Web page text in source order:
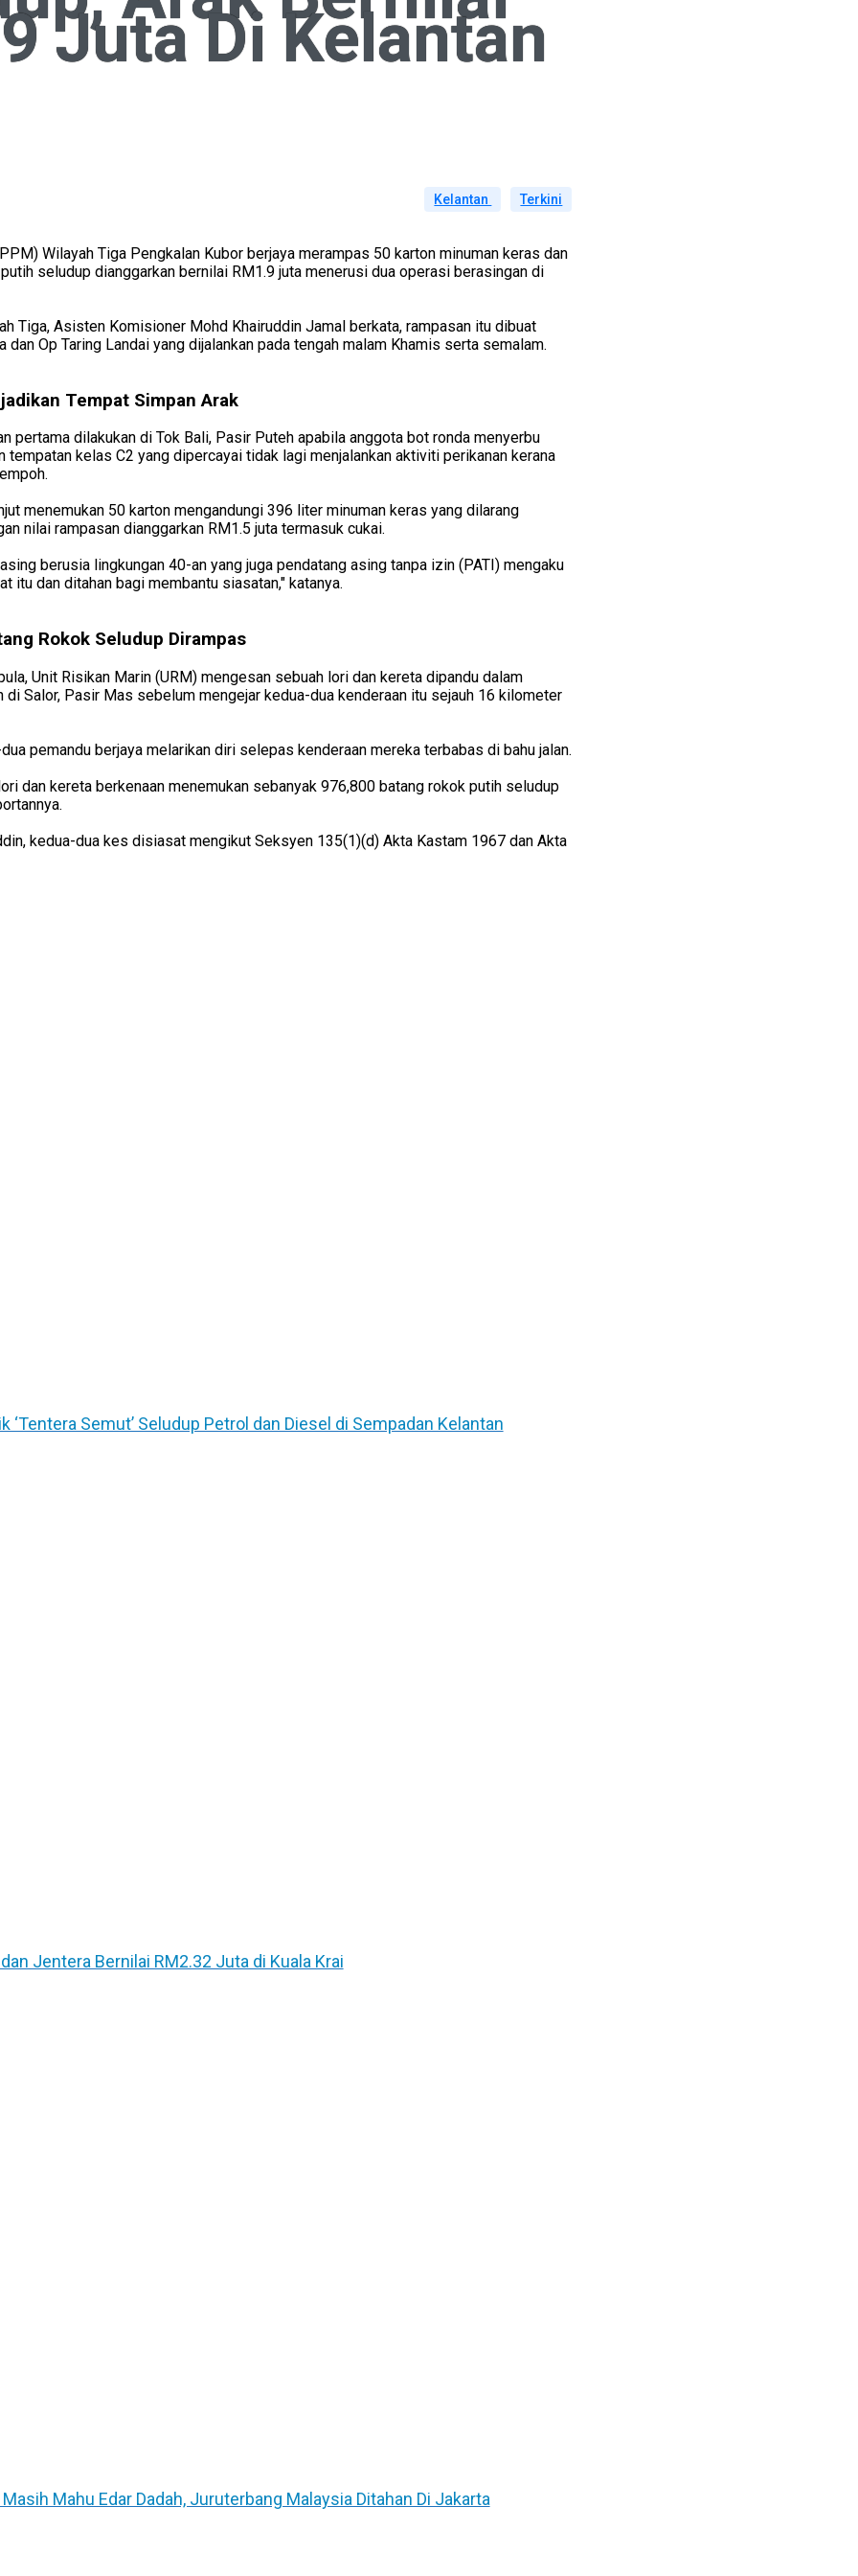
Juta Di Kelantan
Kelantan Terkini
Wilayah Tiga Pengkalan Kubor berjaya merampas 50 karton minuman keras dan
seludup dianggarkan bernilai RM1.9 juta menerusi dua operasi berasingan di
Tiga, Asisten Komisioner Mohd Khairuddin Jamal berkata, rampasan itu dibuat
dan Op Taring Landai yang dijalankan pada tengah malam Khamis serta semalam.
Tempat Simpan Arak
pertama dilakukan di Tok Bali, Pasir Puteh apabila anggota bot ronda menyerbu
tempatan kelas C2 yang dipercayai tidak lagi menjalankan aktiviti perikanan kerana
menemukan 50 karton mengandungi 396 liter minuman keras yang dilarang
nilai rampasan dianggarkan RM1.5 juta termasuk cukai.
berusia lingkungan 40-an yang juga pendatang asing tanpa izin (PATI) mengaku
itu dan ditahan bagi membantu siasatan," katanya.
Rokok Seludup Dirampas
Unit Risikan Marin (URM) mengesan sebuah lori dan kereta dipandu dalam
di Salor, Pasir Mas sebelum mengejar kedua-dua kenderaan itu sejauh 16 kilometer
pemandu berjaya melarikan diri selepas kenderaan mereka terbabas di bahu jalan.
dan kereta berkenaan menemukan sebanyak 976,800 batang rokok putih seludup
kedua-dua kes disiasat mengikut Seksyen 135(1)(d) Akta Kastam 1967 dan Akta
‘Tentera Semut’ Seludup Petrol dan Diesel di Sempadan Kelantan
Jentera Bernilai RM2.32 Juta di Kuala Krai
Masih Mahu Edar Dadah, Juruterbang Malaysia Ditahan Di Jakarta